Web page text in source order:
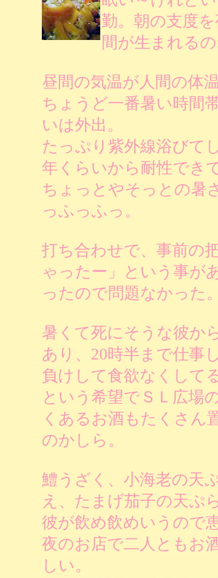
勤。朝の支度
間が生まれる
昼間の気温が人間の体
ちょうど一番暑い時間
いは外出。
たっぷり紫外線浴びて
年くらいから耐性でき
ちょっとやそっとの暑
っふっふっ。
打ち合わせで、事前の
ゃったー」という事が
ったので問題なかった
暑くて死にそうな彼か
あり、20時半まで仕事
負けして食欲なくして
という希望でＳＬ広場
くあるお酒もたくさん
のかしら。
鱧うざく、小海老の天
え、たまげ茄子の天ぷ
彼が飲め飲めいうので
夜のお店で二人ともお
しい。